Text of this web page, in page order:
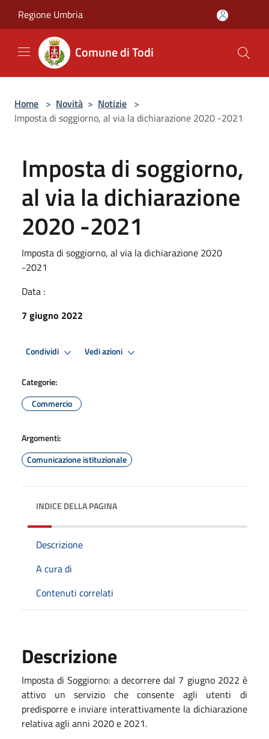
Regione Umbria
Comune di Todi
Home > Novità > Notizie >
Imposta di soggiorno, al via la dichiarazione 2020 -2021
Imposta di soggiorno,
al via la dichiarazione
2020 -2021
Imposta di soggiorno, al via la dichiarazione 2020
-2021
Data :
7 giugno 2022
Condividi Vedi azioni
Categorie:
Commercio
Argomenti:
Comunicazione istituzionale
INDICE DELLA PAGINA
Descrizione
A cura di
Contenuti correlati
Descrizione
Imposta di Soggiorno: a decorrere dal 7 giugno 2022 è
attivo un servizio che consente agli utenti di
predisporre e inviare interattivamente la dichiarazione
relativa agli anni 2020 e 2021.